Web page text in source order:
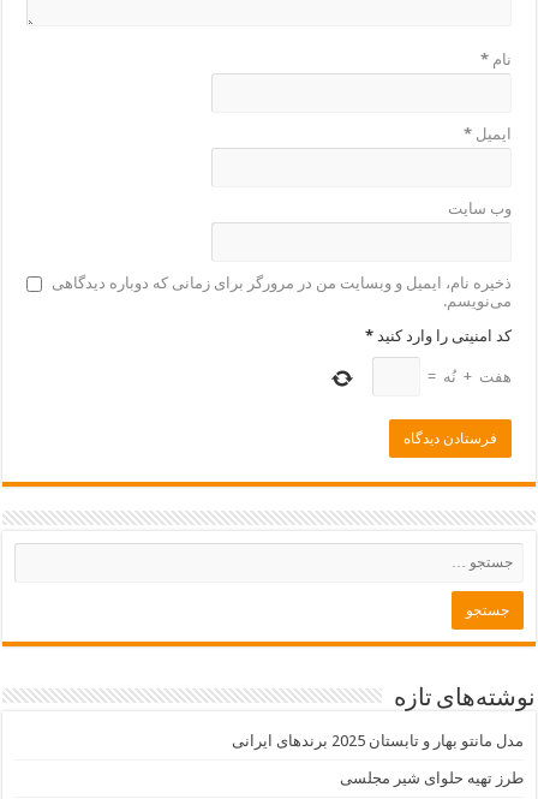
نام*
ایمیل*
وب‌ سایت
ذخیره نام، ایمیل و وبسایت من در مرورگر برای زمانی که دوباره دیدگاهی
می‌نویسم.
کد امنیتی را وارد کنید *
هفت + نُه =
نوشته‌های تازه
مدل مانتو بهار و تابستان 2025 برندهای ایرانی
طرز تهیه حلوای شیر مجلسی